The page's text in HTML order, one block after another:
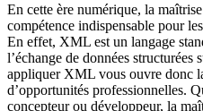
En cette ère numérique, la
compétence indispensable pour
En effet, XML est un langage
l’échange de données
appliquer XML vous ouvre donc
d’opportunités professionnelles.
concepteur ou développeur, la